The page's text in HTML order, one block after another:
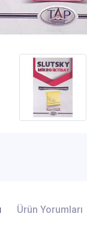
Ürün Yorumları